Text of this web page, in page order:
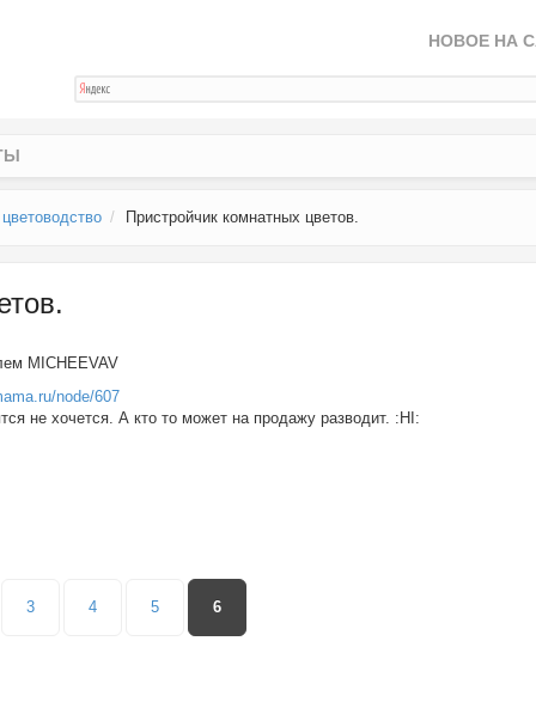
НОВОЕ НА
Пристройчик комнатных цветов.
MICHEEVAV
node/607
не хочется. А кто то может на продажу разводит. :HI:
3 4 5 6